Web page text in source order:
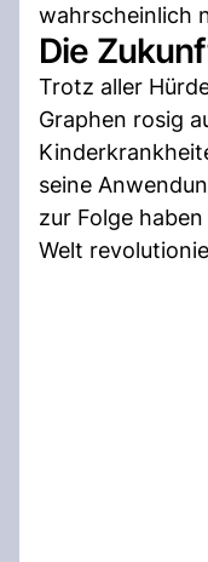
wahrscheinlich
Die
Trotz aller
Graphen rosig
seine
zur Folge
Welt